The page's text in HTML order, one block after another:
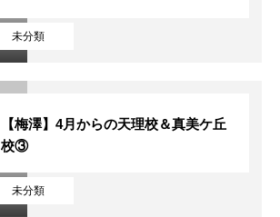
未分類
未分類
【梅澤】4月からの天理校＆真美ケ丘
校③